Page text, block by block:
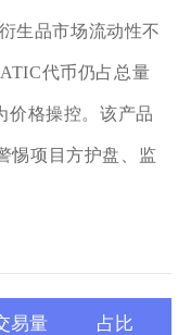
生品市场流动性不
代币仍占总量
价格操控。该产品
惕项目方护盘、监
易量 占比